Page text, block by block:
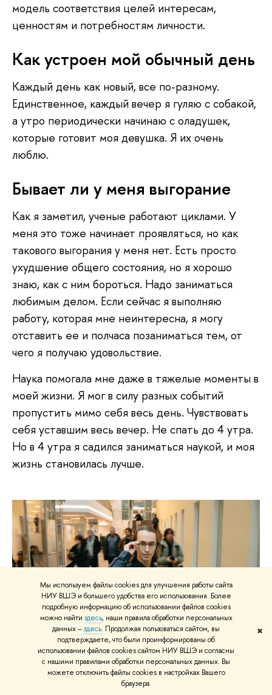
Мы используем файлы cookies для улучшения работы сайта
НИУ ВШЭ и большего удобства его использования. Более
подробную информацию об использовании файлов cookies
можно найти здесь, наши правила обработки персональных
данных –здесь. Продолжая пользоваться сайтом, вы
подтверждаете, что были проинформированы об
использовании файлов cookies сайтом НИУ ВШЭ и согласны
с нашими правилами обработки персональных данных. Вы
можете отключить файлы cookies в настройках Вашего
браузера.
✖
модель соответствия целей интересам,
ценностям и потребностям личности.
Как устроен мой обычный день
Каждый день как новый, все по-разному.
Единственное, каждый вечер я гуляю с собакой,
а утро периодически начинаю с оладушек,
которые готовит моя девушка. Я их очень
люблю.
Бывает ли у меня выгорание
Как я заметил, ученые работают циклами. У
меня это тоже начинает проявляться, но как
такового выгорания у меня нет. Есть просто
ухудшение общего состояния, но я хорошо
знаю, как с ним бороться. Надо заниматься
любимым делом. Если сейчас я выполняю
работу, которая мне неинтересна, я могу
отставить ее и полчаса позаниматься тем, от
чего я получаю удовольствие.
Наука помогала мне даже в тяжелые моменты в
моей жизни. Я мог в силу разных событий
пропустить мимо себя весь день. Чувствовать
себя уставшим весь вечер. Не спать до 4 утра.
Но в 4 утра я садился заниматься наукой, и моя
жизнь становилась лучше.
© Высшая школа экономики